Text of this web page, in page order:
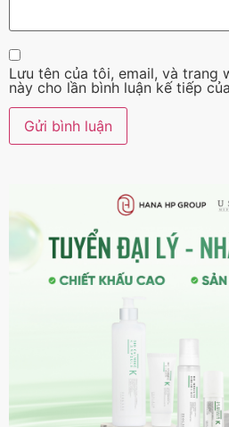
Lưu tên của tôi, email, và trang
này cho lần bình luận kế tiếp